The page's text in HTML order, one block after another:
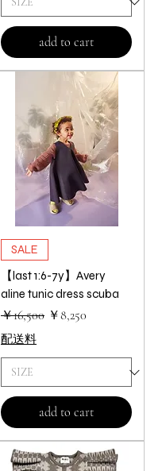
add to cart
SALE
【last 1:6-7y】Avery
aline tunic dress scuba
通常価格
￥16,500 セール価格
￥8,250
配送料
add to cart